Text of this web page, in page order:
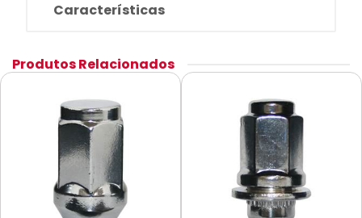
Características
Produtos Relacionados